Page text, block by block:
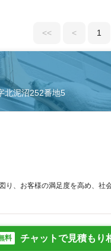
<< < 1
北泥沼252番地5
り、お客様の満足度を高め、社
料 チャットで見積もり